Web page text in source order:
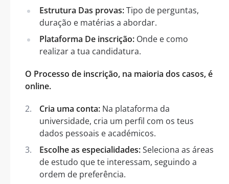
Estrutura Das provas:Tipo de perguntas,
duração e matérias a abordar.
Plataforma De inscrição: Onde e como
realizar a tua candidatura.
O Processo de inscrição, na maioria dos casos, é
online.
Cria uma conta: Na plataforma da
universidade, cria um perfil com os teus
dados pessoais e académicos.
Escolhe as especialidades:Seleciona as áreas
de estudo que te interessam, seguindo a
ordem de preferência.